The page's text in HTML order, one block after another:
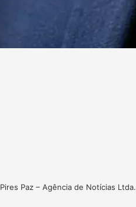
Paz – Agência de Notícias Ltda.